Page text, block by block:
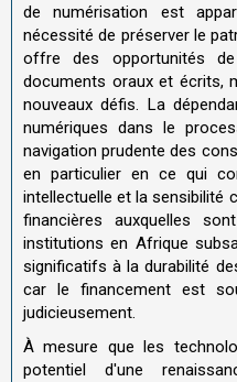
de numérisation est
nécessité de préserver le
offre des opportunités
documents oraux et écrits,
nouveaux défis. La
numériques dans le
navigation prudente des
en particulier en ce qui
intellectuelle et la sensibilité
financières auxquelles
institutions en Afrique
significatifs à la durabilité
car le financement est
judicieusement.
À mesure que les
potentiel d'une